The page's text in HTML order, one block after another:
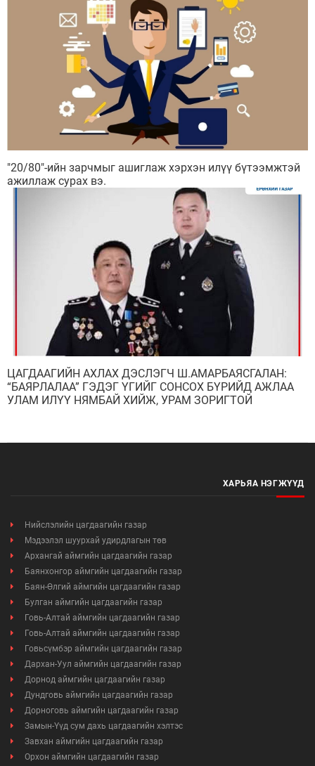
"20/80"-ийн зарчмыг ашиглаж хэрхэн илүү бүтээмжтэй
ажиллаж сурах вэ.
ЦАГДААГИЙН АХЛАХ ДЭСЛЭГЧ Ш.АМАРБАЯСГАЛАН:
“БАЯРЛАЛАА” ГЭДЭГ ҮГИЙГ СОНСОХ БҮРИЙД АЖЛАА
УЛАМ ИЛҮҮ НЯМБАЙ ХИЙЖ, УРАМ ЗОРИГТОЙ
ХАРЬЯА НЭГЖҮҮД
Нийслэлийн цагдаагийн газар
Мэдээлэл шуурхай удирдлагын төв
Архангай аймгийн цагдаагийн газар
Баянхонгор аймгийн цагдаагийн газар
Баян-Өлгий аймгийн цагдаагийн газар
Булган аймгийн цагдаагийн газар
Говь-Алтай аймгийн цагдаагийн газар
Говь-Алтай аймгийн цагдаагийн газар
Говьсүмбэр аймгийн цагдаагийн газар
Дархан-Уул аймгийн цагдаагийн газар
Дорнод аймгийн цагдаагийн газар
Дундговь аймгийн цагдаагийн газар
Дорноговь аймгийн цагдаагийн газар
Замын-Үүд сум дахь цагдаагийн хэлтэс
Завхан аймгийн цагдаагийн газар
Орхон аймгийн цагдаагийн газар
Мэдээллийн ил тод байдал
Удирдлагын шийдвэрийн ил тод байдал
Авлигын эсрэг үйл ажиллагаа
Үйл ажиллагааны ил тод байдал
Өргөдөл, гомдлын мэдээ
Иргэдийг хүлээн авах хуваарь
Ажил үүргийн чиглэл, утасны дугаар